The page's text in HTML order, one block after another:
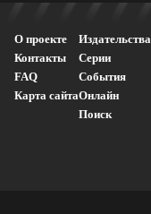
О проекте
Контакты
FAQ
Карта сайта
Издательства
Серии
События
Онлайн
Поиск